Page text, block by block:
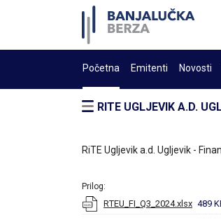
Početna Emitenti Novosti
RITE UGLJEVIK A.D.
RiTE Ugljevik a.d. Ugljevik -
Prilog:
RTEU_FI_Q3_2024.xlsx 489